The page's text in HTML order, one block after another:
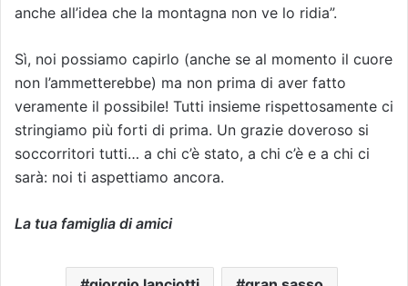
anche all’idea che la montagna non ve lo ridia”.
Sì, noi possiamo capirlo (anche se al momento il cuore
non l’ammetterebbe) ma non prima di aver fatto
veramente il possibile! Tutti insieme rispettosamente ci
stringiamo più forti di prima. Un grazie doveroso si
soccorritori tutti… a chi c’è stato, a chi c’è e a chi ci
sarà: noi ti aspettiamo ancora.
La tua famiglia di amici